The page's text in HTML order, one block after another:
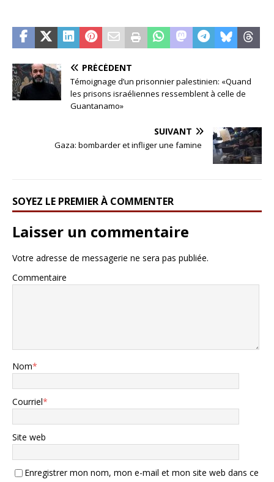
PRÉCÉDENT
Témoignage d’un prisonnier palestinien: «Quand
les prisons israéliennes ressemblent à celle de
Guantanamo»
SUIVANT
Gaza: bombarder et infliger une famine
SOYEZ LE PREMIER À COMMENTER
Laisser un commentaire
Votre adresse de messagerie ne sera pas publiée.
Commentaire
Nom*
Courriel*
Site web
Enregistrer mon nom, mon e-mail et mon site web dans ce